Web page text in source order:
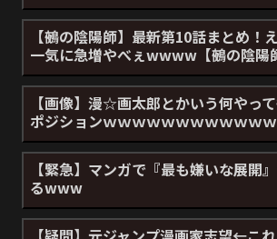
【鵺の陰陽師】最新第10話まとめ！
一気に急増やべぇwwww【鵺の陰陽
【画像】漫☆画太郎とかいう何やっ
ポジションｗｗｗｗｗｗｗｗｗｗｗｗ
【緊急】マンガで『最も嫌いな展開
るwww